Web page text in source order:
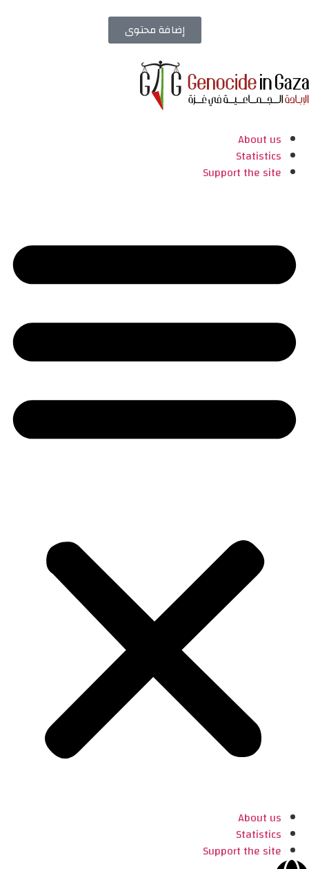
إضافة محتوى
About us
Statistics
Support the site
About us
Statistics
Support the site